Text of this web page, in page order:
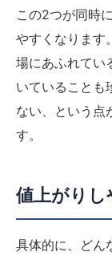
この2つが同時
やすくなります
場にあふれてい
いていることも
ない、という点
す。
値上がり
具体的に、どん